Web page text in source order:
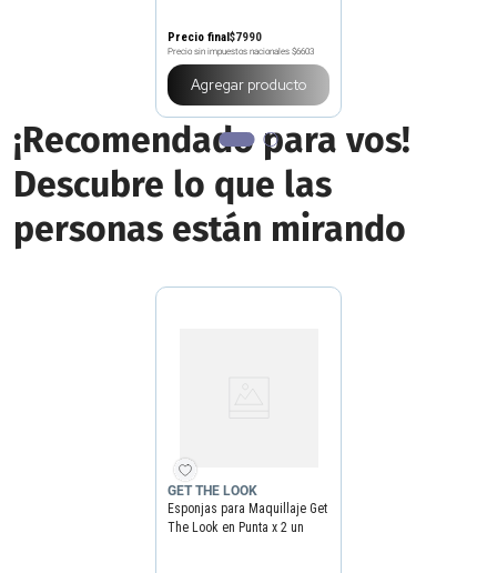
Precio final$7990
Precio sin impuestos nacionales $6603
Agregar producto
¡Recomendado para vos!
Descubre lo que las
personas están mirando
GET THE LOOK
Esponjas para Maquillaje Get
The Look en Punta x 2 un